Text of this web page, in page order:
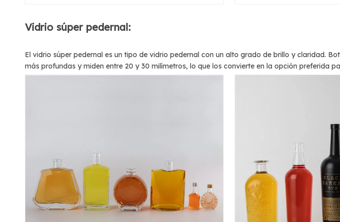
Vidrio súper pedernal:
El vidrio súper pedernal es un tipo de vidrio pedernal con un alto grado de brillo y claridad.
más profundas y miden entre 20 y 30 milímetros, lo que los convierte en la opción preferida